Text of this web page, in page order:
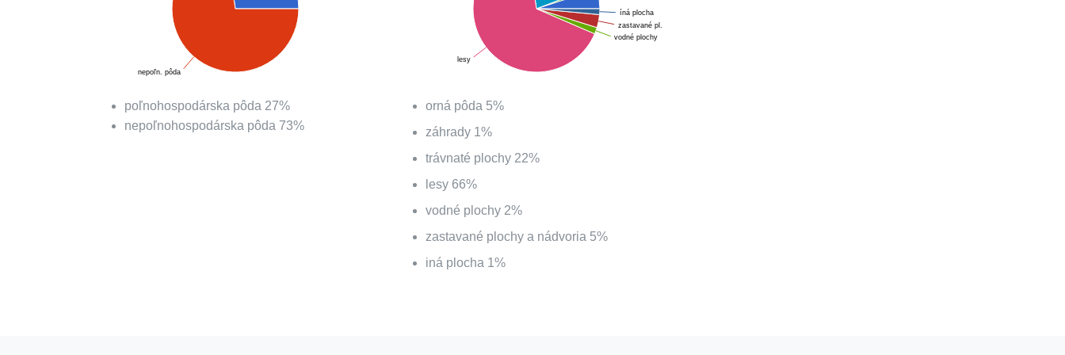
nepoľn. pôda
poľnohospodárska pôda 27%
nepoľnohospodárska pôda 73%
lesy
vodné plochy
zastavané pl.
íná plocha
orná pôda 5%
záhrady 1%
trávnaté plochy 22%
lesy 66%
vodné plochy 2%
zastavané plochy a nádvoria 5%
iná plocha 1%